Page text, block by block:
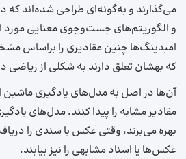
می‌گذارند و به‌گونه‌ای طراحی شده‌اند که
و الگوریتم‌های جست‌و‌جوی معنایی مورد
امبدینگ‌ها چنین مقادیری را بر‌اساس
که بهشان تعلق دارند به شکلی از ریاضی
آن‌ها در اصل به مدل‌های یادگیری ماشین
مقادیر مشابه را پیدا کنند. مدل‌های
بهره می‌برند، وقتی عکس یا سندی را
عکس‌ها یا اسناد مشابهی را نیز بیابند.